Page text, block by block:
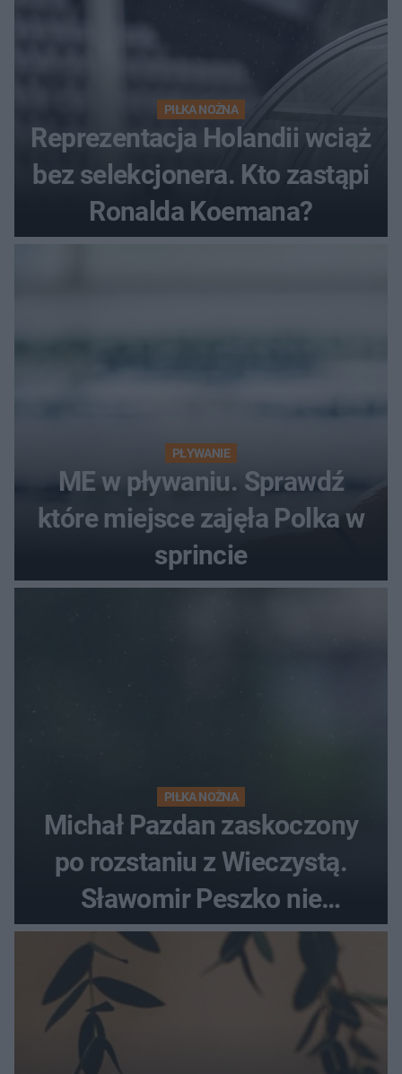
PIŁKA NOŻNA
Reprezentacja Holandii wciąż
bez selekcjonera. Kto zastąpi
Ronalda Koemana?
PŁYWANIE
ME w pływaniu. Sprawdź
które miejsce zajęła Polka w
sprincie
PIŁKA NOŻNA
Michał Pazdan zaskoczony
po rozstaniu z Wieczystą.
Sławomir Peszko nie
dotrzymał słowa?